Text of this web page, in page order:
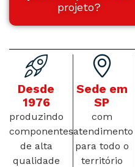
projeto?
Desde
1976
produzindo
componentes
de alta
qualidade
Sede em
SP
com
atendimento
para todo o
território